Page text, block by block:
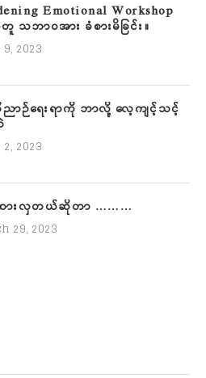
Emotional Workshop
သဘာဝအား ခံစားမိခြင်း။
2023
ာဉ်ရေးရာကို ဘာလို့ လေ့ကျင့်သင့်
2023
ားလှတယ်ဆိုတာ ………
29, 2023